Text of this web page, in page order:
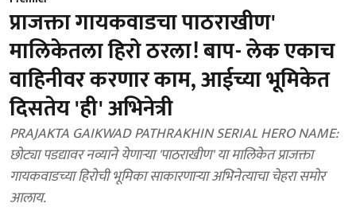
प्राजक्ता गायकवाडचा पाठराखीण'
मालिकेतला हिरो ठरला! बाप- लेक एकाच
वाहिनीवर करणार काम, आईच्या भूमिकेत
दिसतेय 'ही' अभिनेत्री
PRAJAKTA GAIKWAD PATHRAKHIN SERIAL HERO NAME:
छोट्या पडद्यावर नव्याने येणाऱ्या 'पाठराखीण' या मालिकेत प्राजक्ता
गायकवाडच्या हिरोची भूमिका साकारणाऱ्या अभिनेत्याचा चेहरा समोर
आलाय.